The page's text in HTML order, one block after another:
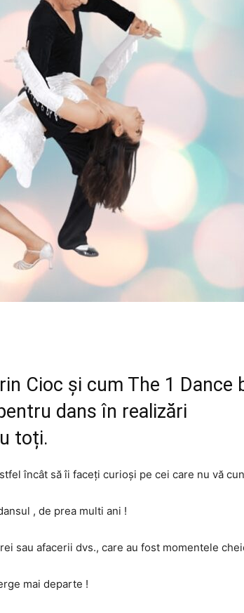
Cioc și cum The 1 Dance
dans în realizări
toți.
încât să îi faceți curioși pe cei care nu vă
, de prea multi ani !
sau afacerii dvs., care au fost momentele
mai departe !